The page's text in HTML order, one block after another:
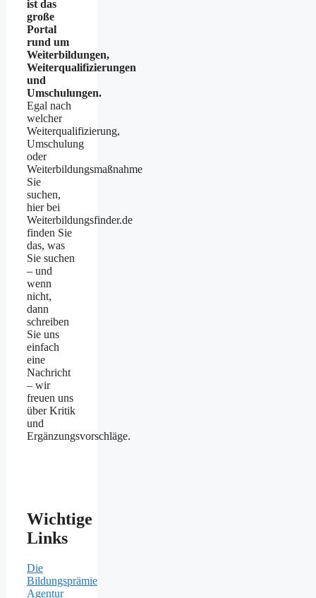
ist das
große
Portal
rund um
Weiterbildungen,
Weiterqualifizierungen
und
Umschulungen.
Egal nach
welcher
Weiterqualifizierung,
Umschulung
oder
Weiterbildungsmaßnahme
Sie
suchen,
hier bei
Weiterbildungsfinder.de
finden Sie
das, was
Sie suchen
– und
wenn
nicht,
dann
schreiben
Sie uns
einfach
eine
Nachricht
– wir
freuen uns
über Kritik
und
Ergänzungsvorschläge.
Wichtige
Links
Die
Bildungsprämie
Agentur